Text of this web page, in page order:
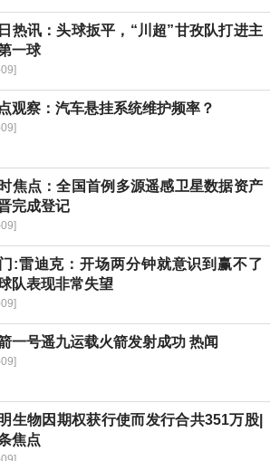
热讯：头球扳平，“川超”甘孜队打进主
一球
观察：汽车悬挂系统维护频率？
焦点：全国首例多源遥感卫星数据资产
完成登记
:雷迪克：开场两分钟就意识到赢不了
队表现非常失望
一号遥九运载火箭发射成功 热闻
生物因期权获行使而发行合共351万股|
焦点